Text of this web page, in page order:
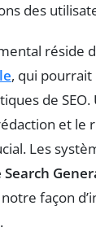
des
réside
, qui
de
et
Les
Search
façon